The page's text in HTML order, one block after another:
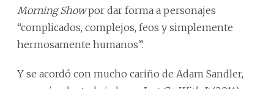
Morning Showpor dar forma a personajes
“complicados, complejos, feos y simplemente
hermosamente humanos”.
Y se acordó con mucho cariño de Adam Sandler,